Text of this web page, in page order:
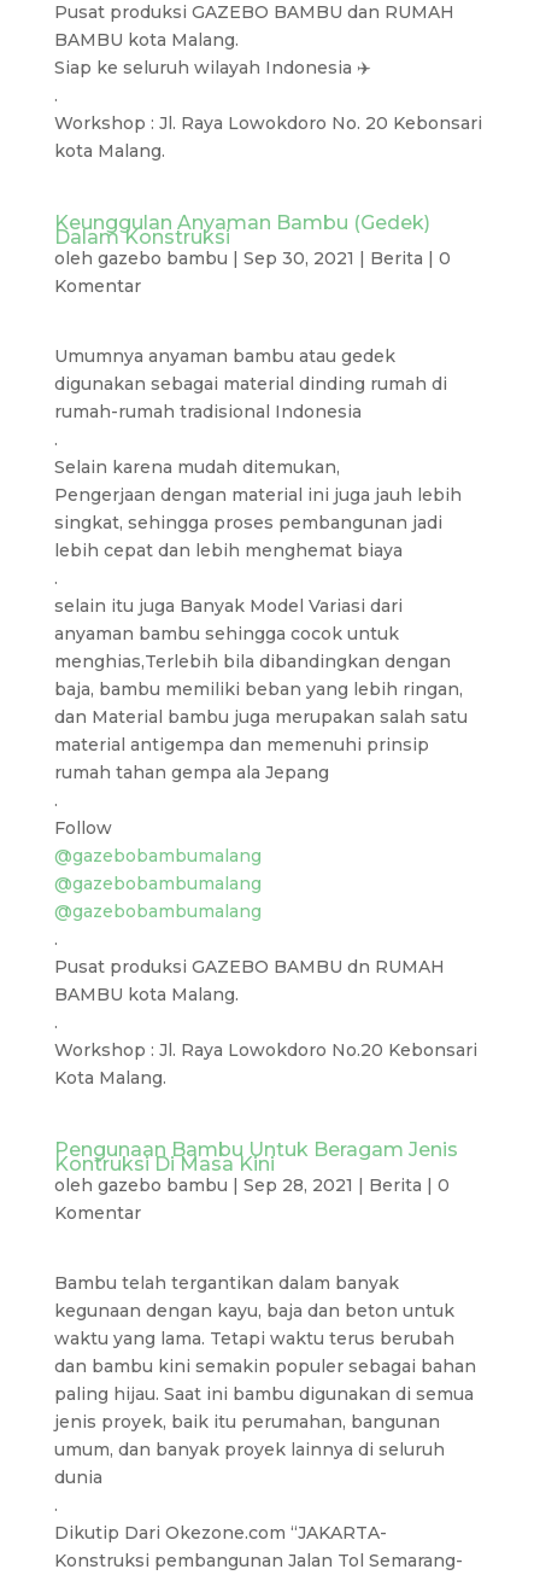
Pusat produksi GAZEBO BAMBU dan RUMAH
BAMBU kota Malang.
Siap ke seluruh wilayah Indonesia ✈️
.
Workshop : Jl. Raya Lowokdoro No. 20 Kebonsari
kota Malang.
Keunggulan Anyaman Bambu (Gedek)
Dalam Konstruksi
oleh gazebo bambu | Sep 30, 2021 | Berita | 0
Komentar
Umumnya anyaman bambu atau gedek
digunakan sebagai material dinding rumah di
rumah-rumah tradisional Indonesia
.
Selain karena mudah ditemukan,
Pengerjaan dengan material ini juga jauh lebih
singkat, sehingga proses pembangunan jadi
lebih cepat dan lebih menghemat biaya
.
selain itu juga Banyak Model Variasi dari
anyaman bambu sehingga cocok untuk
menghias,Terlebih bila dibandingkan dengan
baja, bambu memiliki beban yang lebih ringan,
dan Material bambu juga merupakan salah satu
material antigempa dan memenuhi prinsip
rumah tahan gempa ala Jepang
.
Follow
@gazebobambumalang
@gazebobambumalang
@gazebobambumalang
.
Pusat produksi GAZEBO BAMBU dn RUMAH
BAMBU kota Malang.
.
Workshop : Jl. Raya Lowokdoro No.20 Kebonsari
Kota Malang.
Pengunaan Bambu Untuk Beragam Jenis
Kontruksi Di Masa Kini
oleh gazebo bambu | Sep 28, 2021 | Berita | 0
Komentar
Bambu telah tergantikan dalam banyak
kegunaan dengan kayu, baja dan beton untuk
waktu yang lama. Tetapi waktu terus berubah
dan bambu kini semakin populer sebagai bahan
paling hijau. Saat ini bambu digunakan di semua
jenis proyek, baik itu perumahan, bangunan
umum, dan banyak proyek lainnya di seluruh
dunia
.
Dikutip Dari Okezone.com “JAKARTA-
Konstruksi pembangunan Jalan Tol Semarang-